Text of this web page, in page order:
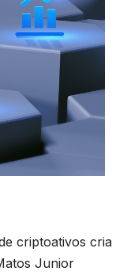
criptoativos cria
Junior